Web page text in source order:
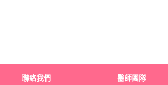
聯絡我們 醫師團隊